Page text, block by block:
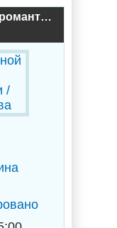
Факультет судебной некромантии, или Поводок для Рыси / Наталья Самсонова